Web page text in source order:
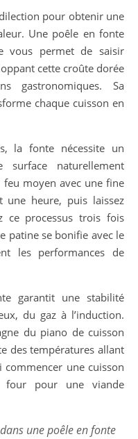
pour obtenir une
Une poêle en fonte
vous permet de saisir
cette croûte dorée
gastronomiques. Sa
chaque cuisson en
la fonte nécessite un
naturellement
feu moyen avec une fine
une heure, puis laissez
ce processus trois fois
patine se bonifie avec le
les performances de
garantit une stabilité
du gaz à l’induction.
du piano de cuisson
des températures allant
commencer une cuisson
pour une viande
une poêle en fonte